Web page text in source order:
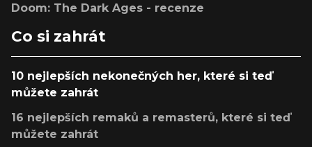
Doom: The Dark Ages - recenze
Co si zahrát
10 nejlepších nekonečných her, které si teď
můžete zahrát
16 nejlepších remaků a remasterů, které si teď
můžete zahrát